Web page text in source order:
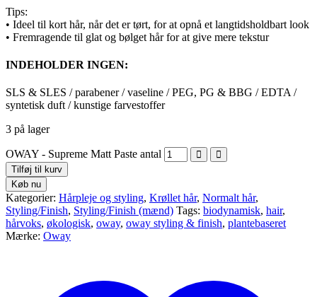
Tips:
• Ideel til kort hår, når det er tørt, for at opnå et langtidsholdbart look
• Fremragende til glat og bølget hår for at give mere tekstur
INDEHOLDER INGEN:
SLS & SLES / parabener / vaseline / PEG, PG & BBG / EDTA /
syntetisk duft / kunstige farvestoffer
3 på lager
OWAY - Supreme Matt Paste antal
Tilføj til kurv
Køb nu
Kategorier: Hårpleje og styling, Krøllet hår, Normalt hår,
Styling/Finish, Styling/Finish (mænd) Tags: biodynamisk, hair,
hårvoks, økologisk, oway, oway styling & finish, plantebaseret
Mærke: Oway